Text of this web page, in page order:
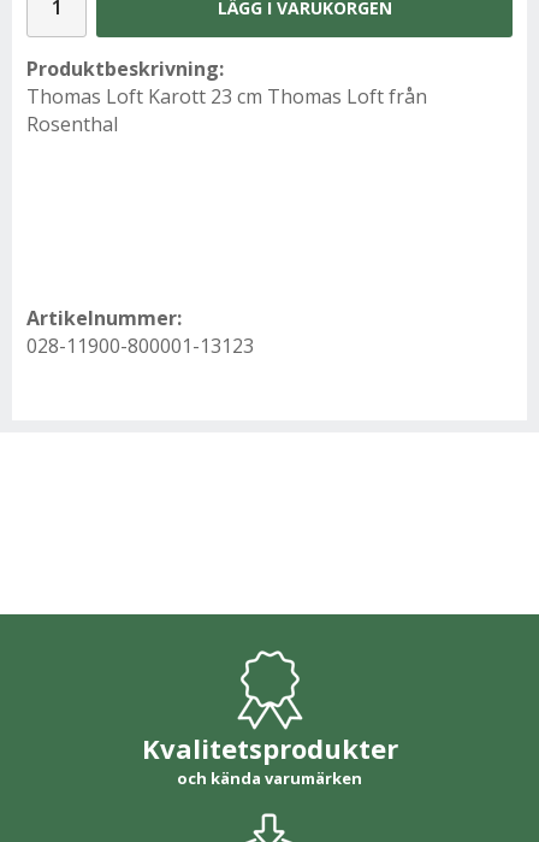
LÄGG I VARUKORGEN
Produktbeskrivning:
Thomas Loft Karott 23 cm Thomas Loft från
Rosenthal
Artikelnummer:
028-11900-800001-13123
Kvalitetsprodukter
och kända varumärken